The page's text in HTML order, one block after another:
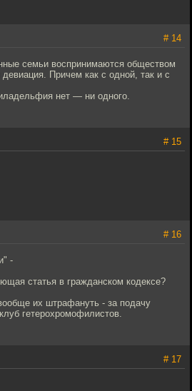
# 14
семьи воспринимаются обществом
Причем как с одной, так и с
нет — ни одного.
# 15
# 16
-
статья в гражданском кодексе?
их штрафануть - за подачу
гетерохромофилистов.
# 17